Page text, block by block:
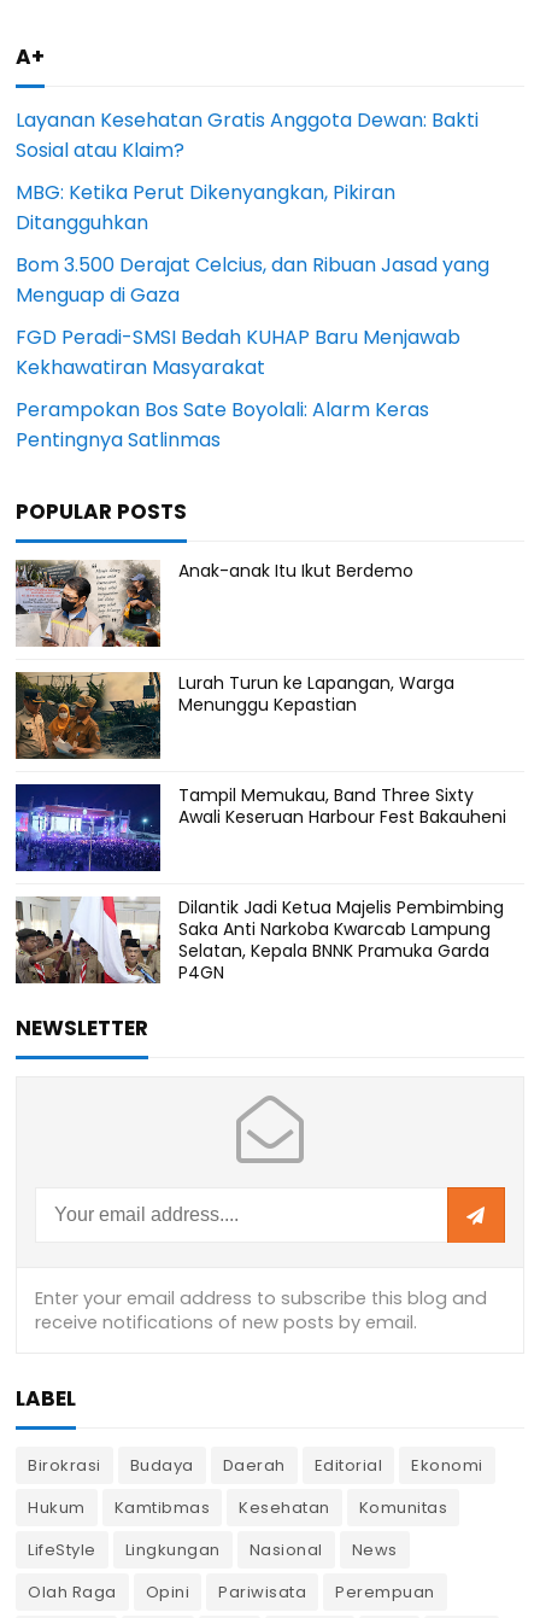
A+
Layanan Kesehatan Gratis Anggota Dewan: Bakti
Sosial atau Klaim?
MBG: Ketika Perut Dikenyangkan, Pikiran
Ditangguhkan
Bom 3.500 Derajat Celcius, dan Ribuan Jasad yang
Menguap di Gaza
FGD Peradi-SMSI Bedah KUHAP Baru Menjawab
Kekhawatiran Masyarakat
Perampokan Bos Sate Boyolali: Alarm Keras
Pentingnya Satlinmas
POPULAR POSTS
Anak-anak Itu Ikut Berdemo
Lurah Turun ke Lapangan, Warga
Menunggu Kepastian
Tampil Memukau, Band Three Sixty
Awali Keseruan Harbour Fest Bakauheni
Dilantik Jadi Ketua Majelis Pembimbing
Saka Anti Narkoba Kwarcab Lampung
Selatan, Kepala BNNK Pramuka Garda
P4GN
NEWSLETTER
LABEL
Birokrasi Budaya Daerah Editorial
Ekonomi
Hukum
Kamtibmas Kesehatan
Komunitas
LifeStyle
Lingkungan Nasional
News
Olah Raga
Opini Pariwisata
Perempuan